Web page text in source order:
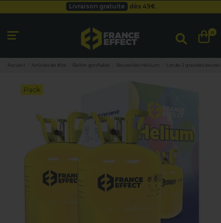
Livraison gratuite dès 49€
Livraison gratuite dès 49 0
Accueil Articles de fête Ballon gonflable Bouteilles Hélium Lot de 2 grandes
Pack